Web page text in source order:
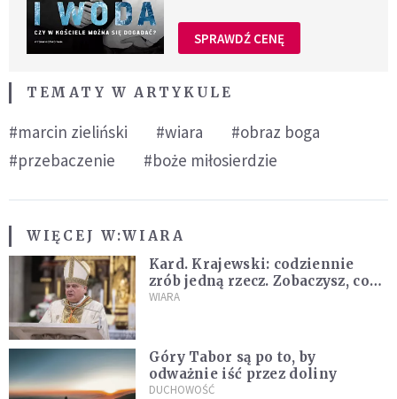
SPRAWDŹ CENĘ
TEMATY W ARTYKULE
#marcin zieliński #wiara
#obraz boga
#przebaczenie
#boże miłosierdzie
WIĘCEJ W:WIARA
Kard. Krajewski: codziennie
zrób jedną rzecz. Zobaczysz, co
stanie się z twoim życiem
WIARA
Góry Tabor są po to, by
odważnie iść przez doliny
DUCHOWOŚĆ